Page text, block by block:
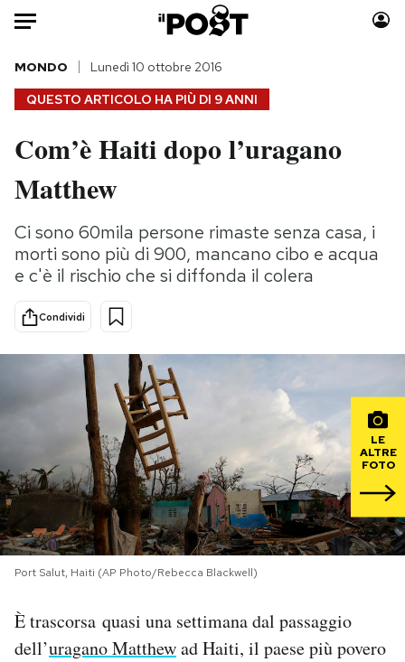
Auto
HOME
Italia
Politica
Tecnologia
Internet
Scienza
Cultura
Economia
Sport
Moda
Storie/Idee
Ok Boomer!
Media
Mondiali calcio 2026
PODCAST
NEWSLETTER
I MIEI PREFERITI
SHOP
QUESTO ARTICOLO HA PIÙ DI 9 ANNI
MONDO Lunedì 10 ottobre 2016
Com’è Haiti dopo l’uragano
Matthew
Ci sono 60mila persone rimaste senza casa, i
morti sono più di 900, mancano cibo e acqua
e c'è il rischio che si diffonda il colera
Condividi
LE
ALTRE
FOTO
Port Salut, Haiti (AP Photo/Rebecca Blackwell)
È trascorsa quasi una settimana dal passaggio
dell’uragano Matthewad Haiti, il paese più povero